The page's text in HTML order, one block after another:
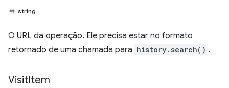
string
O URL da operação. Ele precisa estar no formato
retornado de uma chamada para history.search() .
VisitItem